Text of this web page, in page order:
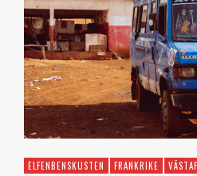
ELFENBENSKUSTEN FRANKRIKE